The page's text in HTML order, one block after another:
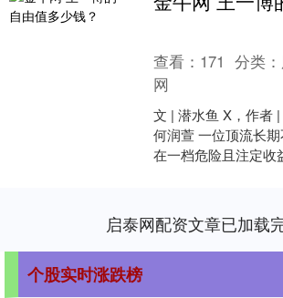
查看： 171 分类：
网
文 | 潜水鱼 X，作者
何润萱 一位顶流长
在一档危险且注定收
启泰网配资文章已加载
个股实时涨跌榜